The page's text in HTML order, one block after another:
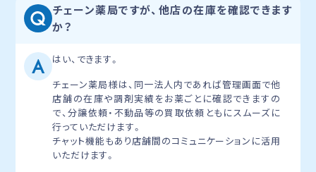
チェーン薬局ですが、他店の在庫を確認できます
か？
はい、できます。
チェーン薬局様は、同一法人内であれば管理画面で他
店舗の在庫や調剤実績をお薬ごとに確認できますの
で、分譲依頼・不動品等の買取依頼ともにスムーズに
行っていただけます。
チャット機能もあり店舗間のコミュニケーションに活用
いただけます。